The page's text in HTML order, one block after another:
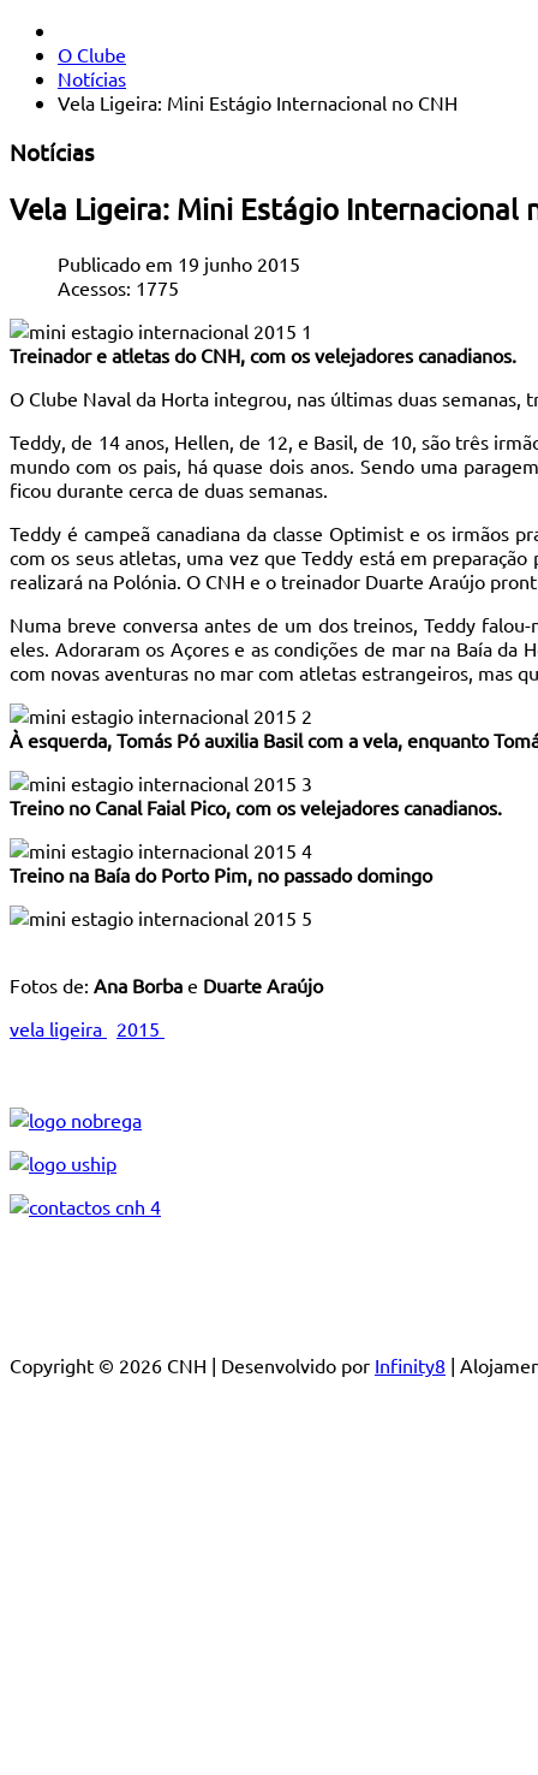
O Clube
Notícias
Vela Ligeira: Mini Estágio Internacional no CNH
Notícias
Vela Ligeira: Mini Estágio Internacional
Publicado em 19 junho 2015
Acessos: 1775
Treinador e atletas do CNH, com os velejadores canadianos.
O Clube Naval da Horta integrou, nas últimas duas
Teddy, de 14 anos, Hellen, de 12, e Basil, de 10, são três
mundo com os pais, há quase dois anos. Sendo uma
ficou durante cerca de duas semanas.
Teddy é campeã canadiana da classe Optimist e os irmãos
com os seus atletas, uma vez que Teddy está em
realizará na Polónia. O CNH e o treinador Duarte Araújo
Numa breve conversa antes de um dos treinos, Teddy
eles. Adoraram os Açores e as condições de mar na Baía
com novas aventuras no mar com atletas estrangeiros, mas
À esquerda, Tomás Pó auxilia Basil com a vela, enquanto
Treino no Canal Faial Pico, com os velejadores canadianos.
Treino na Baía do Porto Pim, no passado domingo
Fotos de: Ana Borba e Duarte Araújo
vela ligeira
2015
Copyright © 2026 CNH | Desenvolvido por Infinity8 |